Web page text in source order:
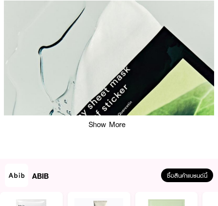
Show More
ABIB ซื้อสินค้าแบรนด์นี้